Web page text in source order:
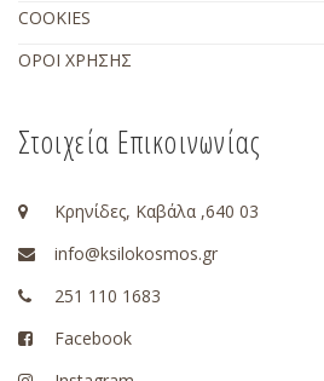
COOKIES
ΟΡΟΙ ΧΡΗΣΗΣ
Στοιχεία Επικοινωνίας
Κρηνίδες, Καβάλα ,640 03
info@ksilokosmos.gr
251 110 1683
Facebook